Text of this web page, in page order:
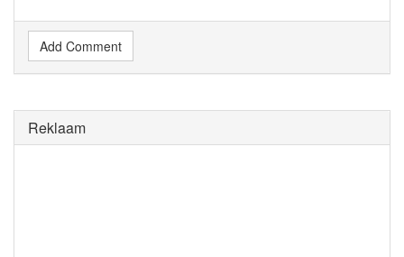
Add Comment
Reklaam